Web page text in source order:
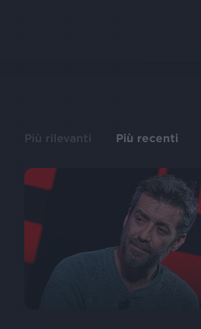
Più rilevanti Più recenti